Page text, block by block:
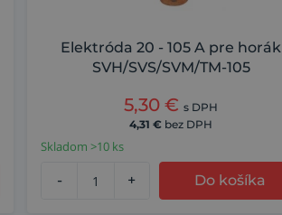
Elektróda 20 - 105 A pre horák
SVH/SVS/SVM/TM-105
5,30 € s DPH
4,31 € bez DPH
Skladom >10 ks
- + Do košíka